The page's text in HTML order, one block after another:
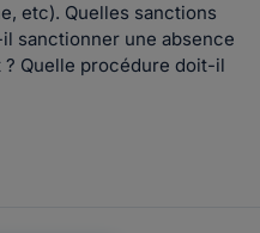
etc). Quelles sanctions
sanctionner une absence
Quelle procédure doit-il